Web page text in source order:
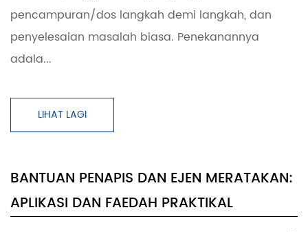
pencampuran/dos langkah demi langkah, dan
penyelesaian masalah biasa. Penekanannya
adala...
LIHAT LAGI
BANTUAN PENAPIS DAN EJEN MERATAKAN:
APLIKASI DAN FAEDAH PRAKTIKAL